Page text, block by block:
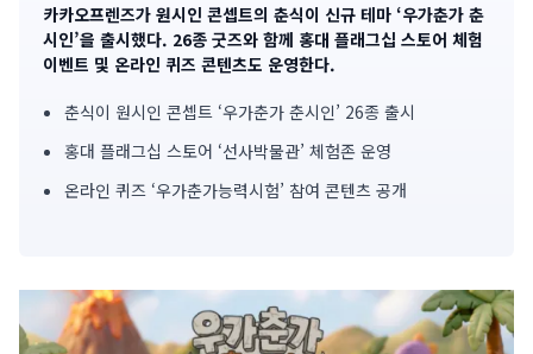
기
사
핵
심
카카오프렌즈가 원시인 콘셉트의 춘식이 신규 테마 ‘우가춘가 춘
시인’을 출시했다. 26종 굿즈와 함께 홍대 플래그십 스토어 체험
이벤트 및 온라인 퀴즈 콘텐츠도 운영한다.
춘식이 원시인 콘셉트 ‘우가춘가 춘시인’ 26종 출시
홍대 플래그십 스토어 ‘선사박물관’ 체험존 운영
온라인 퀴즈 ‘우가춘가능력시험’ 참여 콘텐츠 공개